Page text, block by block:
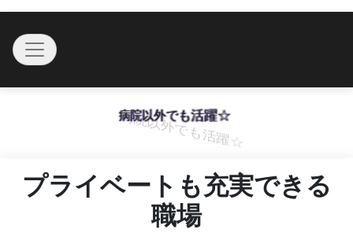
content
Toggle navigation
病院以外でも活躍☆
プライベートも充実できる
職場